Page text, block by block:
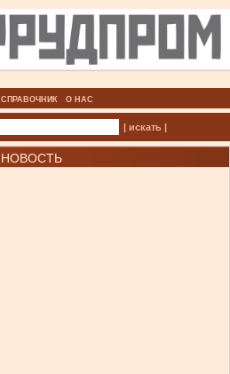
СПРАВОЧНИК О НАС
| искать |
НОВОСТЬ